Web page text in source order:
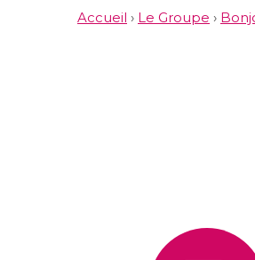
Accueil › Le Groupe ›